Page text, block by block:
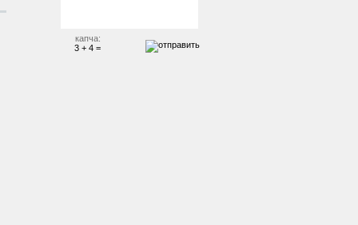
капча:
3 + 4 =